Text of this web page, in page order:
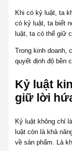
Khi có kỷ luật, ta
có kỷ luật, ta biết
luật, ta có thể giữ
Trong kinh doanh,
quyết định độ bền
Kỷ luật
giữ lời
Kỷ luật không chỉ
luật còn là khả
về sản phẩm. Là